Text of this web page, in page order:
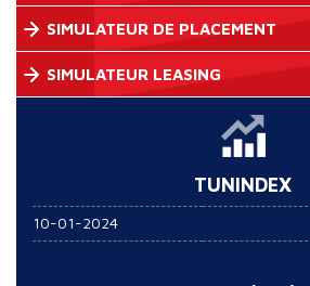
SIMULATEUR DE PLACEMENT
SIMULATEUR LEASING
TUNINDEX
10-01-2024